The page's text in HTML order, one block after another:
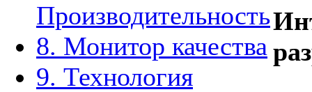
Производительность
8. Монитор качества
9. Технология